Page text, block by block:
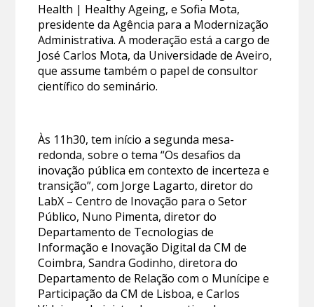
Health | Healthy Ageing, e Sofia Mota,
presidente da Agência para a Modernização
Administrativa. A moderação está a cargo de
José Carlos Mota, da Universidade de Aveiro,
que assume também o papel de consultor
científico do seminário.
Às 11h30, tem início a segunda mesa-
redonda, sobre o tema “Os desafios da
inovação pública em contexto de incerteza e
transição”, com Jorge Lagarto, diretor do
LabX – Centro de Inovação para o Setor
Público, Nuno Pimenta, diretor do
Departamento de Tecnologias de
Informação e Inovação Digital da CM de
Coimbra, Sandra Godinho, diretora do
Departamento de Relação com o Munícipe e
Participação da CM de Lisboa, e Carlos